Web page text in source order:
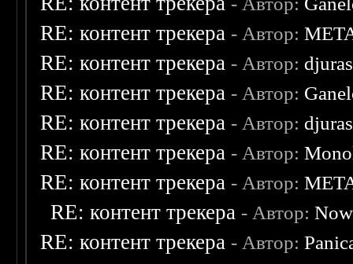
RE: контент трекера - Автор:
RE: контент трекера - Автор:
RE: контент трекера - Автор:
RE: контент трекера - Автор:
RE: контент трекера - Автор:
RE: контент трекера - Автор:
RE: контент трекера - Автор:
RE: контент трекера - Автор: